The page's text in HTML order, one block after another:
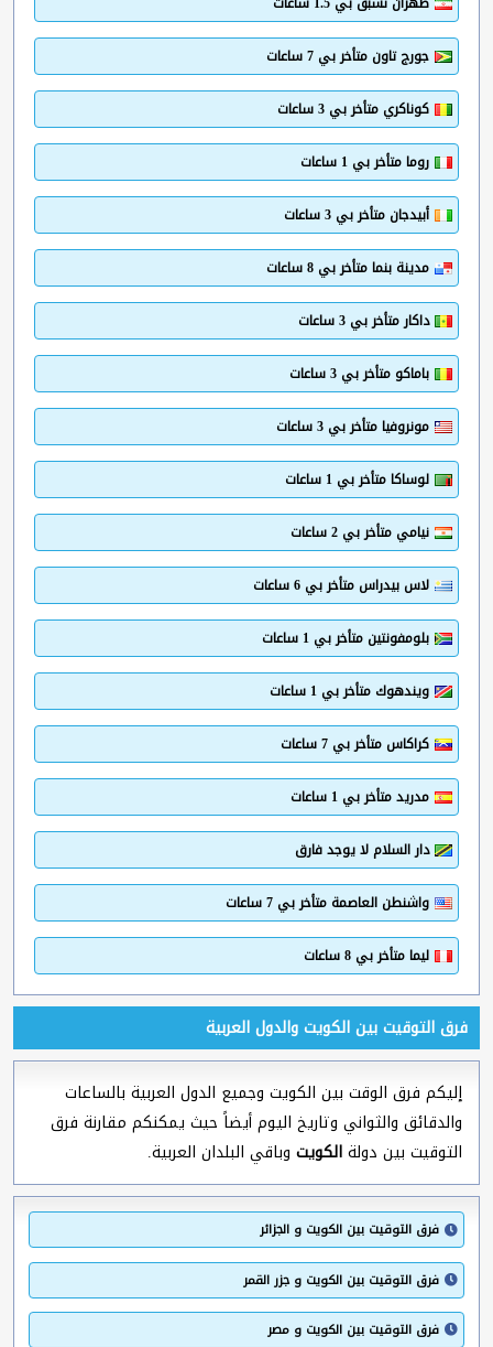
جورج تاون متأخر بي 7 ساعات
كوناكري متأخر بي 3 ساعات
روما متأخر بي 1 ساعات
أبيدجان متأخر بي 3 ساعات
مدينة بنما متأخر بي 8 ساعات
داكار متأخر بي 3 ساعات
باماكو متأخر بي 3 ساعات
مونروفيا متأخر بي 3 ساعات
لوساكا متأخر بي 1 ساعات
نيامي متأخر بي 2 ساعات
لاس بيدراس متأخر بي 6 ساعات
بلومفونتين متأخر بي 1 ساعات
ويندهوك متأخر بي 1 ساعات
كراكاس متأخر بي 7 ساعات
مدريد متأخر بي 1 ساعات
دار السلام لا يوجد فارق
واشنطن العاصمة متأخر بي 7 ساعات
ليما متأخر بي 8 ساعات
فرق التوقيت بين الكويت والدول العربية
إليكم فرق الوقت بين الكويت وجميع الدول العربية بالساعات
والدقائق والثواني وتاريخ اليوم أيضاً حيث يمكنكم مقارنة فرق
التوقيت بين دولةالكويت وباقي البلدان العربية.
فرق التوقيت بين الكويت و الجزائر
فرق التوقيت بين الكويت و جزر القمر
فرق التوقيت بين الكويت و مصر